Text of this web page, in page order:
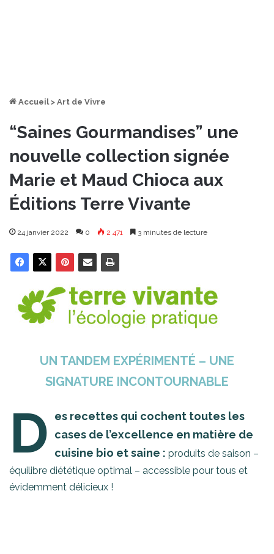
Accueil > Art de Vivre
“Saines Gourmandises” une
nouvelle collection signée
Marie et Maud Chioca aux
Éditions Terre Vivante
24 janvier 2022 0 2 471 3 minutes de lecture
UN TANDEM EXPÉRIMENTÉ – UNE
SIGNATURE INCONTOURNABLE
D
es recettes qui cochent toutes les
cases de l’excellence en matière de
cuisine bio et saine : produits de saison –
équilibre diététique optimal – accessible pour tous et
évidemment délicieux !